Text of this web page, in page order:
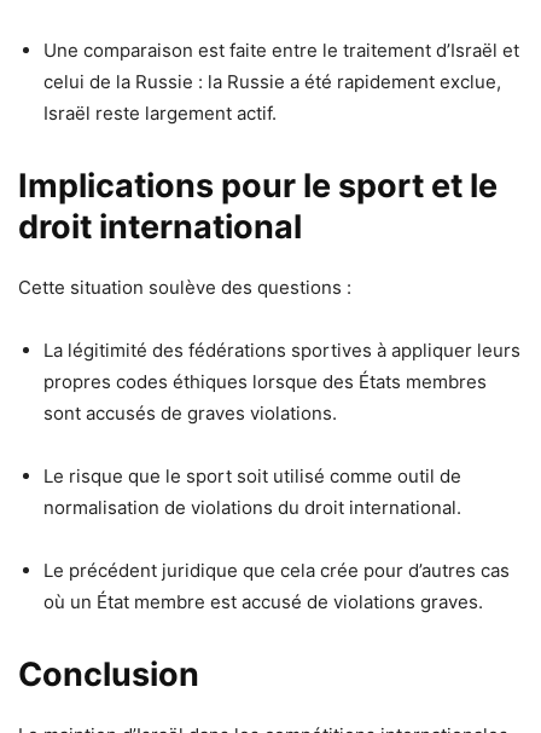
Une comparaison est faite entre le traitement d’Israël et
celui de la Russie : la Russie a été rapidement exclue,
Israël reste largement actif.
Implications pour le sport et le
droit international
Cette situation soulève des questions :
La légitimité des fédérations sportives à appliquer leurs
propres codes éthiques lorsque des États membres
sont accusés de graves violations.
Le risque que le sport soit utilisé comme outil de
normalisation de violations du droit international.
Le précédent juridique que cela crée pour d’autres cas
où un État membre est accusé de violations graves.
Conclusion